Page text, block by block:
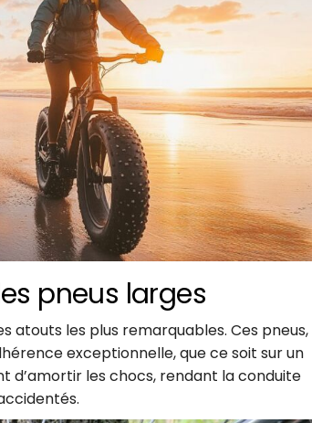
pneus larges
atouts les plus remarquables. Ces pneus,
exceptionnelle, que ce soit sur un
d’amortir les chocs, rendant la conduite